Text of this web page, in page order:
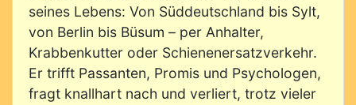
seines Lebens: Von Süddeutschland bis Sylt,
von Berlin bis Büsum – per Anhalter,
Krabbenkutter oder Schienenersatzverkehr.
Er trifft Passanten, Promis und Psychologen,
fragt knallhart nach und verliert, trotz vieler